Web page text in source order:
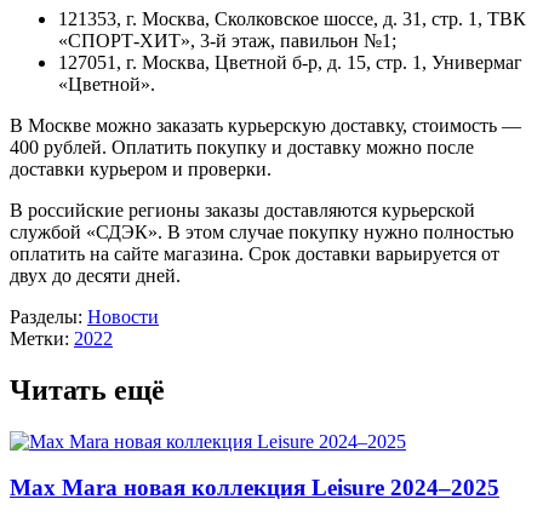
121353, г. Москва, Сколковское шоссе, д. 31, стр. 1, ТВК
«СПОРТ-ХИТ», 3-й этаж, павильон №1 ;
127051, г. Москва, Цветной б-р, д. 15, стр. 1, Универмаг
«Цветной».
В Москве можно заказать курьерскую доставку, стоимость —
400 рублей. Оплатить покупку и доставку можно после
доставки курьером и проверки.
В российские регионы заказы доставляются курьерской
службой «СДЭК». В этом случае покупку нужно полностью
оплатить на сайте магазина. Срок доставки варьируется от
двух до десяти дней.
Разделы: Новости
Метки: 2022
Читать ещё
Max Mara новая коллекция Leisure 2024–2025